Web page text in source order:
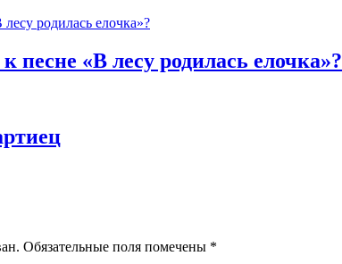
песне «В лесу родилась елочка»?
Обязательные поля помечены *